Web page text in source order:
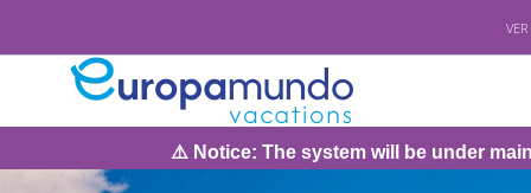
The system will be under maintenance on Sunday,